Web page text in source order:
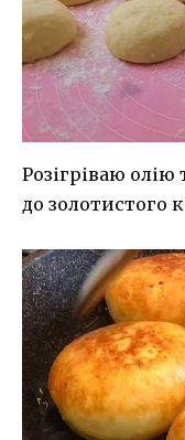
Розігріваю
до золотистого